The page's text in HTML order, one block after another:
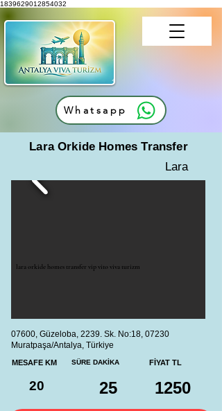
1839629012854032
Whatsapp
Lara Orkide Homes Transfer
Lara
lara orkide homes transfer vip vito viva turizm
07600, Güzeloba, 2239. Sk. No:18, 07230
Muratpaşa/Antalya, Türkiye
MESAFE KM
20
SÜRE DAKİKA
25
FİYAT TL
1250